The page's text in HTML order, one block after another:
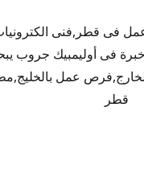
فى مصر أوعمل فى قطر,فنى
فى أوليمبيك
عمل
قطر